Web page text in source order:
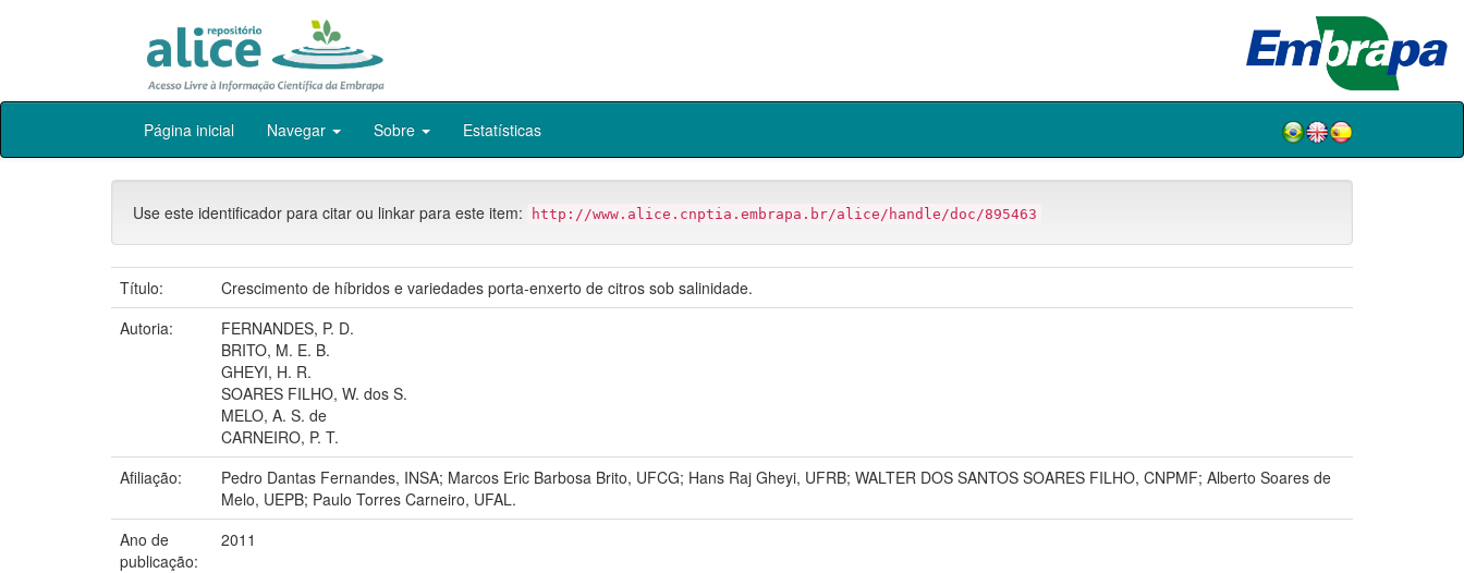
Skip
Página inicial Navegar Sobre Estatísticas
Use este identificador para citar ou linkar para este item: http://www.alice.cnptia.embrapa.br/alice/handle/doc/895463
Título:
Crescimento de híbridos e variedades porta-enxerto de citros sob salinidade.
Autoria:
FERNANDES, P. D.
BRITO, M. E. B.
GHEYI, H. R.
SOARES FILHO, W. dos S.
MELO, A. S. de
CARNEIRO, P. T.
Afiliação:
Pedro Dantas Fernandes, INSA; Marcos Eric Barbosa Brito, UFCG; Hans Raj Gheyi, UFRB; WALTER DOS SANTOS SOARES FILHO, CNPMF; Alberto Soares de
Melo, UEPB; Paulo Torres Carneiro, UFAL.
Ano de
publicação:
2011